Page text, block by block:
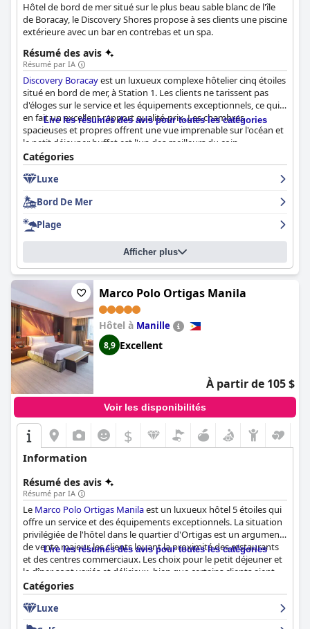
Hôtel de bord de mer situé sur le plus beau sable blanc de l'île
de Boracay, le Discovery Shores propose à ses clients une piscine
extérieure avec un bar en contrebas et un spa.
Résumé des avis
Résumé par IA
Discovery Boracayest un luxueux complexe hôtelier cinq étoiles
situé en bord de mer, à Station 1. Les clients ne tarissent pas
d'éloges sur le service et les équipements exceptionnels, ce qui
en fait un excellent rapport qualité-prix. Les chambres
spacieuses et propres offrent une vue imprenable sur l'océan et
le petit déjeuner buffet est l'un des meilleurs du coin.
L'hospitalité du personnel est exceptionnelle et les clients se
sentent comme chez eux de leur arrivée à leur départ. La
propreté de l'hôtel est remarquable et le front de mer est
plage. L'expérience de la piscine est également excellente, avec
des piscines intérieures et extérieures chauffées et une nouvelle
piscine sur le toit avec des jacuzzis. Malgré quelques critiques
mineures,Discovery Boracayest sans aucun doute un complexe
cinq étoiles exceptionnel où les clients aimeraient revenir.
Lire les résumés des avis pour toutes les catégories
Catégories
Luxe
Bord De Mer
Plage
Afficher plus
Marco Polo Ortigas Manila
Hôtel à Manille
8,9 Excellent
À partir de 105 $
Voir les disponibilités
$
Information
Résumé des avis
Résumé par IA
Le Marco Polo Ortigas Manilaest un luxueux hôtel 5 étoiles qui
offre un service et des équipements exceptionnels. La situation
privilégiée de l'hôtel dans le quartier d'Ortigas est un argument
de vente majeur, les clients louant la proximité des restaurants
et des centres commerciaux. Les choix pour le petit déjeuner et
le dîner sont variés et délicieux, bien que certains clients aient
noté des options limitées et des prix élevés. Les chambres sont
spacieuses, propres et confortables et offrent une vue
imprenable sur la ville ou les montagnes. L'hôtel est également
réputé pour sa propreté irréprochable et son personnel
Lire les résumés des avis pour toutes les catégories
Catégories
Luxe